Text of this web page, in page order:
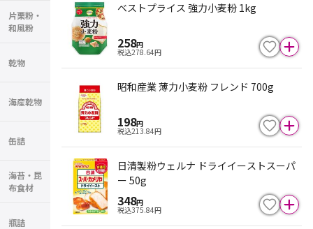
片栗粉・
和風粉
乾物
海産乾物
缶詰
海苔・昆
布食材
瓶詰
ベストプライス 強力小麦粉 1kg
258円
税込278.64円
昭和産業 薄力小麦粉 フレンド 700g
198円
税込213.84円
日清製粉ウェルナ ドライイーストスーパ
ー 50g
348円
税込375.84円